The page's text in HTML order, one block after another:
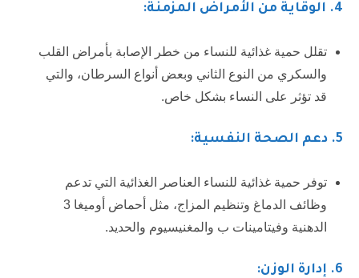
4. الوقاية من الأمراض المزمنة:
تقلل حمية غذائية للنساء من خطر الإصابة بأمراض القلب
والسكري من النوع الثاني وبعض أنواع السرطان، والتي
قد تؤثر على النساء بشكل خاص.
5. دعم الصحة النفسية:
توفر حمية غذائية للنساء العناصر الغذائية التي تدعم
وظائف الدماغ وتنظيم المزاج، مثل أحماض أوميغا 3
الدهنية وفيتامينات ب والمغنيسيوم والحديد.
6. إدارة الوزن: